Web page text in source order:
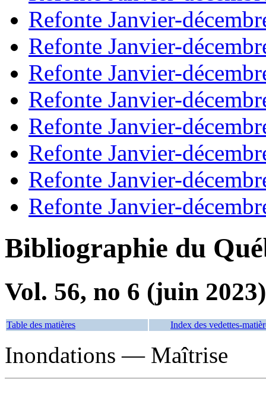
Refonte Janvier-
Refonte Janvier-
Refonte Janvier-
Refonte Janvier-
Refonte Janvier-
Refonte Janvier-
Refonte Janvier-
Refonte Janvier-
Bibliographie du
Vol. 56, no 6 (juin 2023)
Table des matières Index des vedettes-
Inondations — Maîtrise